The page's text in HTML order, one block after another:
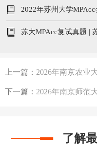
2022年苏州大学
数线
苏大MPAcc复试真题 |
上一篇： 2026年南京农业
200/102/51
下一篇： 2026年南京师范
了解